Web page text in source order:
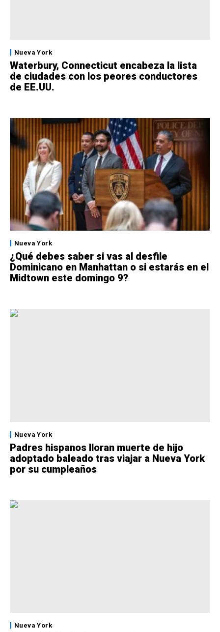
Nueva York
Waterbury, Connecticut encabeza la lista
de ciudades con los peores conductores
de EE.UU.
Nueva York
¿Qué debes saber si vas al desfile
Dominicano en Manhattan o si estarás en el
Midtown este domingo 9?
Nueva York
Padres hispanos lloran muerte de hijo
adoptado baleado tras viajar a Nueva York
por su cumpleaños
Nueva York